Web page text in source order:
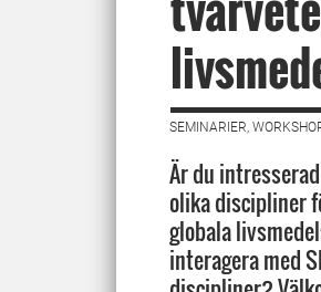
SEMINARIER,
Är du
olika discipliner
globala
interagera med